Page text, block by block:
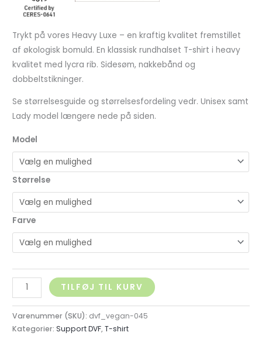
Trykt på vores Heavy Luxe – en kraftig kvalitet fremstillet
af økologisk bomuld. En klassisk rundhalset T-shirt i heavy
kvalitet med lycra rib. Sidesøm, nakkebånd og
dobbeltstikninger.
Se størrelsesguide og størrelsesfordeling vedr. Unisex samt
Lady model længere nede på siden.
Model
Størrelse
Farve
TILFØJ TIL KURV
Varenummer (SKU): dvf_vegan-045
Kategorier:Support DVF,T-shirt